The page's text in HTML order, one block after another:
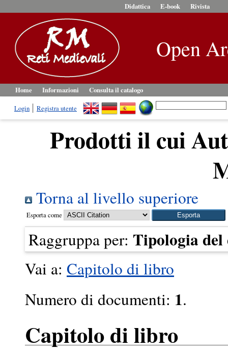
Didattica E-book Rivista
Open
Home Informazioni
Consulta il catalogo
Login
Registra utente
Prodotti il cui
Torna al livello superiore
Esporta come
Raggruppa per: Tipologia del
Vai a: Capitolo di libro
Numero di documenti: 1.
Capitolo di libro